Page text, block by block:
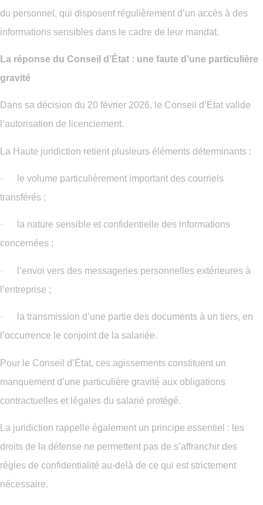
du personnel, qui disposent régulièrement d’un accès à des
informations sensibles dans le cadre de leur mandat.
La réponse du Conseil d’État : une faute d’une particulière
gravité
Dans sa décision du 20 février 2026, le Conseil d’État valide
l’autorisation de licenciement.
La Haute juridiction retient plusieurs éléments déterminants :
· le volume particulièrement important des courriels
transférés ;
· la nature sensible et confidentielle des informations
concernées ;
· l’envoi vers des messageries personnelles extérieures à
l’entreprise ;
· la transmission d’une partie des documents à un tiers, en
l’occurrence le conjoint de la salariée.
Pour le Conseil d’État, ces agissements constituent un
manquement d’une particulière gravité aux obligations
contractuelles et légales du salarié protégé.
La juridiction rappelle également un principe essentiel : les
droits de la défense ne permettent pas de s’affranchir des
règles de confidentialité au-delà de ce qui est strictement
nécessaire.